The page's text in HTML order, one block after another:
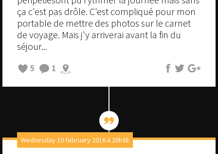
ça c'est pas drôle. C'est compliqué pour mon
portable de mettre des photos sur le carnet
de voyage. Mais j'y arriverai avant la fin du
séjour...
5 1
Wednesday 10 february 2016 à 20h38